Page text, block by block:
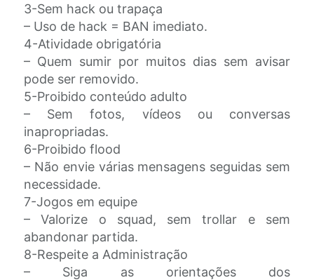
3-Sem hack ou trapaça
– Uso de hack = BAN imediato.
4-Atividade obrigatória
– Quem sumir por muitos dias sem avisar
pode ser removido.
5-Proibido conteúdo adulto
– Sem fotos, vídeos ou conversas
inapropriadas.
6-Proibido flood
– Não envie várias mensagens seguidas sem
necessidade.
7-Jogos em equipe
– Valorize o squad, sem trollar e sem
abandonar partida.
8-Respeite a Administração
– Siga as orientações dos